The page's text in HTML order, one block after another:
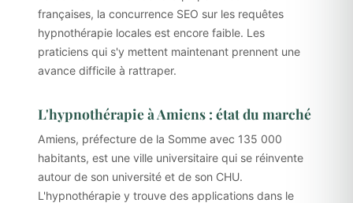
françaises, la concurrence SEO sur les requêtes
hypnothérapie locales est encore faible. Les
praticiens qui s'y mettent maintenant prennent une
avance difficile à rattraper.
L'hypnothérapie à Amiens : état du marché
Amiens, préfecture de la Somme avec 135 000
habitants, est une ville universitaire qui se réinvente
autour de son université et de son CHU.
L'hypnothérapie y trouve des applications dans le